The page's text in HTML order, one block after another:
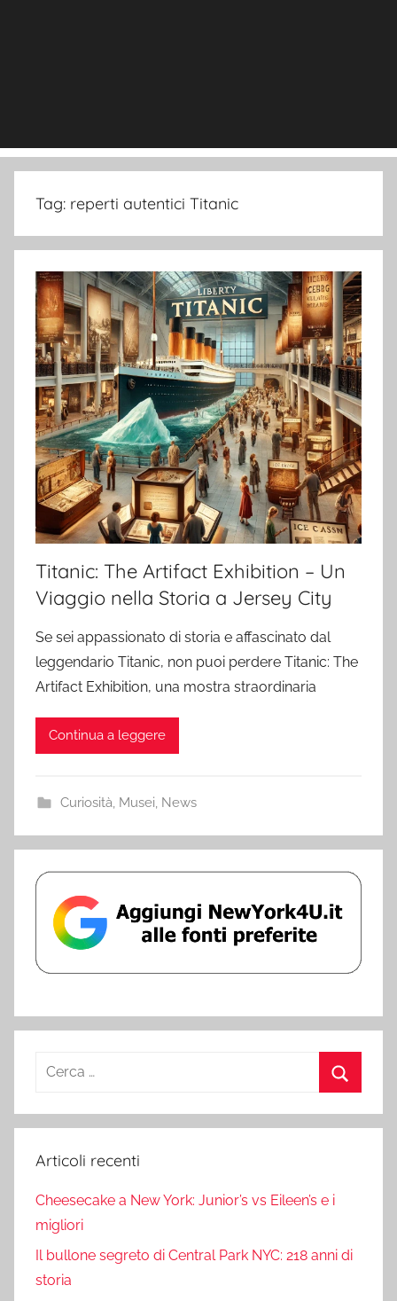
Tag: reperti autentici Titanic
Titanic: The Artifact Exhibition – Un
Viaggio nella Storia a Jersey City
Se sei appassionato di storia e affascinato dal
leggendario Titanic, non puoi perdere Titanic: The
Artifact Exhibition, una mostra straordinaria
Continua a leggere
Curiosità, Musei, News
Ricerca
Articoli recenti
Cheesecake a New York: Junior’s vs Eileen’s e i
migliori
Il bullone segreto di Central Park NYC: 218 anni di
storia